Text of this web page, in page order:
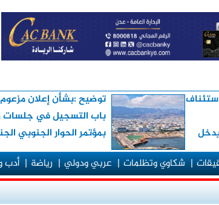
توضيح :بشأن إعلان
باب التسجيل في
بمؤتمر الحوار الجنوبي
|شكاوي وتظلمات|عربي ودولي|رياضة|أدب